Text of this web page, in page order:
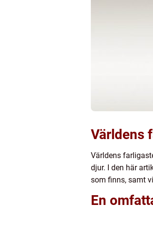
Världens
Världens
djur. I den här
som finns, samt
En